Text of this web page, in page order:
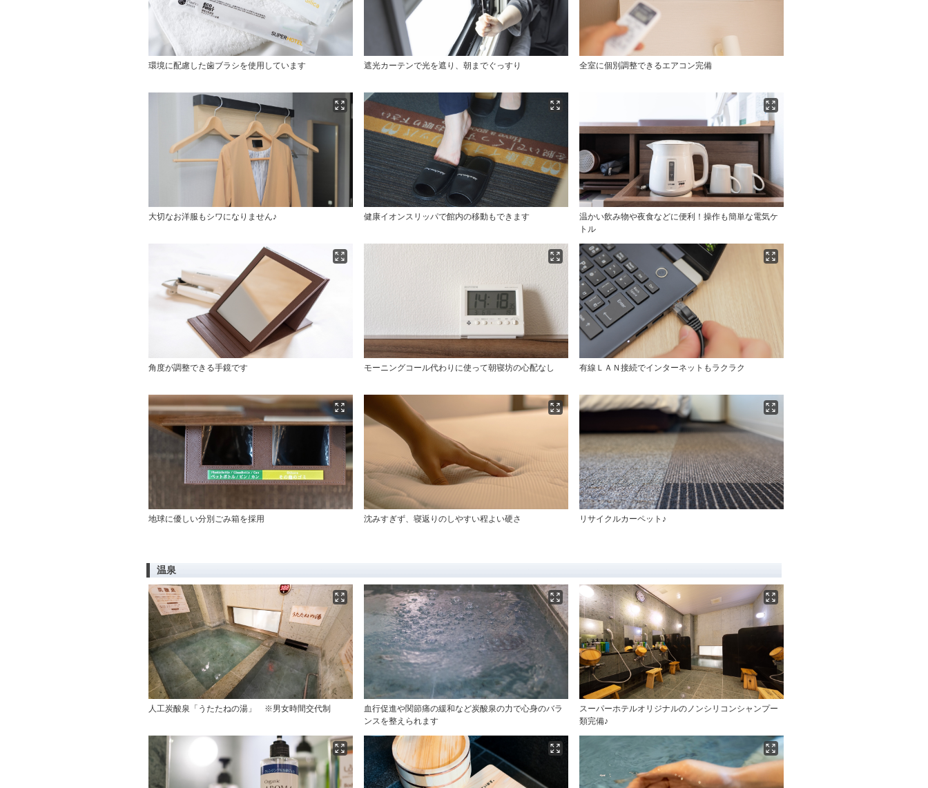
環境に配慮した歯ブラシを使用しています 遮光カーテンで光を遮り、朝までぐっすり 全室に個別調整できるエアコン完備
大切なお洋服もシワになりません♪ 健康イオンスリッパで館内の移動もできます
温かい飲み物や夜食などに便利！操作も簡単な電気ケ
トル
角度が調整できる手鏡です モーニングコール代わりに使って朝寝坊の心配なし 有線ＬＡＮ接続でインターネットもラクラク
地球に優しい分別ごみ箱を採用 沈みすぎず、寝返りのしやすい程よい硬さ リサイクルカーペット♪
温泉
人工炭酸泉「うたたねの湯」 ※男女時間交代制
血行促進や関節痛の緩和など炭酸泉の力で心身のバラ
ンスを整えられます
スーパーホテルオリジナルのノンシリコンシャンプー
類完備♪